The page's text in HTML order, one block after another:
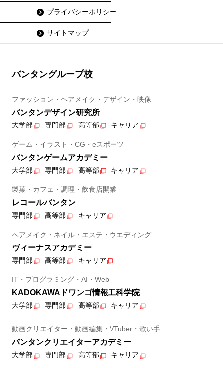
プライバシーポリシー
サイトマップ
バンタングループ校
ファッション・ヘアメイク・デザイン・映像
バンタンデザイン研究所
大学部 専門部 高等部 キャリア
ゲーム・イラスト・CG・eスポーツ
バンタンゲームアカデミー
大学部 専門部 高等部 キャリア
製菓・カフェ・調理・飲食店開業
レコールバンタン
専門部 高等部 キャリア
ヘアメイク・ネイル・エステ・ウエディング
ヴィーナスアカデミー
専門部 高等部 キャリア
IT・プログラミング・AI・Web
KADOKAWAドワンゴ情報工科学院
大学部 専門部 高等部 キャリア
動画クリエイター・動画編集・VTuber・歌い手
バンタンクリエイターアカデミー
大学部 専門部 高等部 キャリア